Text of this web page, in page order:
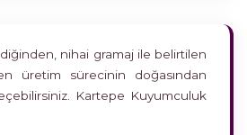
nihai gramaj ile belirtilen
üretim sürecinin doğasından
Kartepe Kuyumculuk